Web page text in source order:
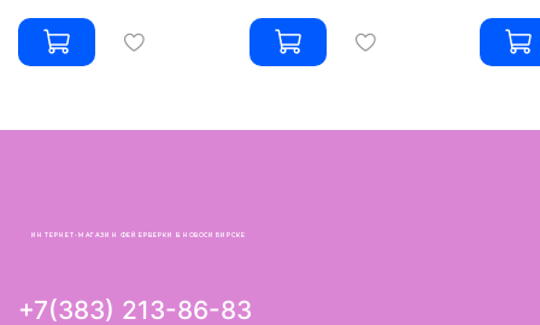
ИНТЕРНЕТ-МАГАЗИН ФЕЙЕРВЕРКИ В НОВОСИБИРСКЕ
+7(383) 213-86-83